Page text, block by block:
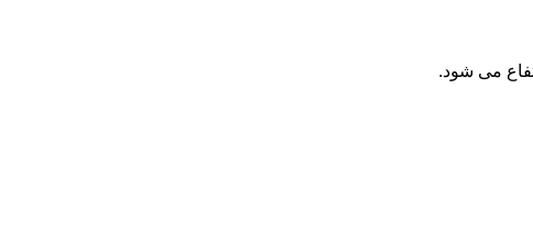
می شود.